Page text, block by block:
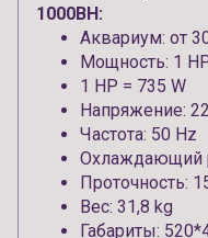
1000BH:
Аквариум: от
Мощность: 1
1 НР = 735 W
Напряжение:
Частота: 50 Hz
Охлаждающий
Проточность:
Вес: 31,8 kg
Габариты: